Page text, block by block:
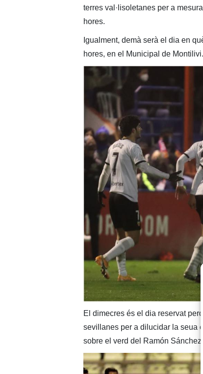
terres val·lisoletanes per a
hores.
Igualment, demà serà el dia en
hores, en el Municipal de Montilivi.
El dimecres és el dia reservat
sevillanes per a dilucidar la seua
sobre el verd del Ramón Sánchez-